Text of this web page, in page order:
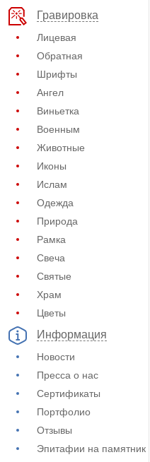
Гравировка
Лицевая
Обратная
Шрифты
Ангел
Виньетка
Военным
Животные
Иконы
Ислам
Одежда
Природа
Рамка
Свеча
Святые
Храм
Цветы
Информация
Новости
Пресса о нас
Сертификаты
Портфолио
Отзывы
Эпитафии на памятник